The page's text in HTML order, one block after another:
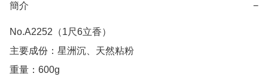
簡介 −
No.A2252（1尺6立香）
主要成份：星洲沉、天然粘粉
重量：600g